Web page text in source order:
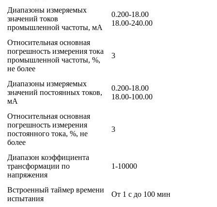
Диапазоны измеряемых
значений токов
промышленной частоты, мА
0.200-18.00
18.00-240.00
Относительная основная
погрешность измерения тока
промышленной частоты, %,
не более
3
Диапазоны измеряемых
значений постоянных токов,
мА
0.200-18.00
18.00-100.00
Относительная основная
погрешность измерения
постоянного тока, %, не
более
3
Диапазон коэффициента
трансформации по
напряжения
1-10000
Встроенный таймер времени
испытания
От 1 с до 100 мин